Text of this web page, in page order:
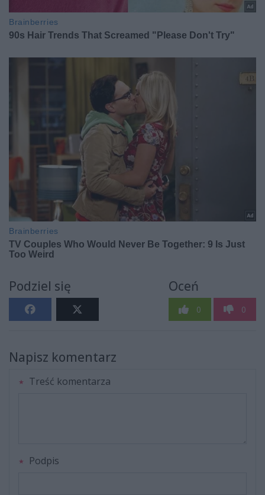
Podziel się Oceń
0 0
Napisz komentarz
Treść komentarza
Podpis